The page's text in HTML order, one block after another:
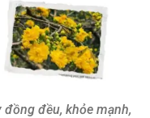
đều, khỏe mạnh,